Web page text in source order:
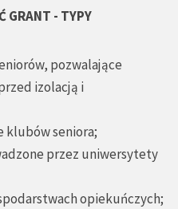
GRANT - TYPY
pozwalające
izolacją i
klubów seniora;
przez uniwersytety
opiekuńczych;